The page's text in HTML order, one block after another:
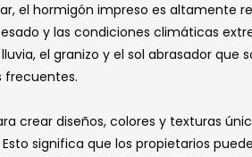
el hormigón impreso es altamente
y las condiciones climáticas
el granizo y el sol abrasador que
frecuentes.
crear diseños, colores y texturas
significa que los propietarios